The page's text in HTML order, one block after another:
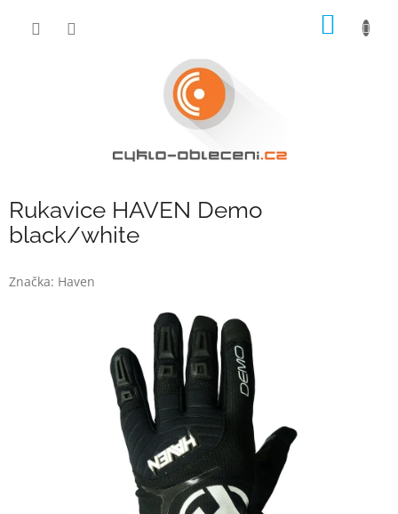
Rukavice HAVEN Demo
black/white
Značka: Haven